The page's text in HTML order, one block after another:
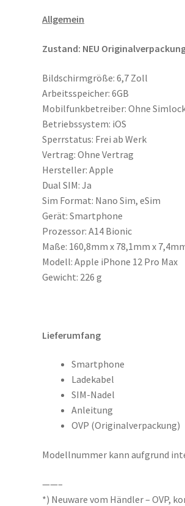
Allgemein
Zustand: NEU
Bildschirmgröße: 6,7 Zoll
Arbeitsspeicher: 6GB
Mobilfunkbetreiber: Ohne
Betriebssystem: iOS
Sperrstatus: Frei ab Werk
Vertrag: Ohne Vertrag
Hersteller: Apple
Dual SIM: Ja
Sim Format: Nano Sim, eSim
Gerät: Smartphone
Prozessor: A14 Bionic
Maße: 160,8mm x 78,1mm x
Modell: Apple iPhone 12 Pro Max
Gewicht: 226 g
Lieferumfang
Smartphone
Ladekabel
SIM-Nadel
Anleitung
OVP (Originalverpackung)
Modellnummer kann aufgrund
——–
*) Neuware vom Händler – OVP,